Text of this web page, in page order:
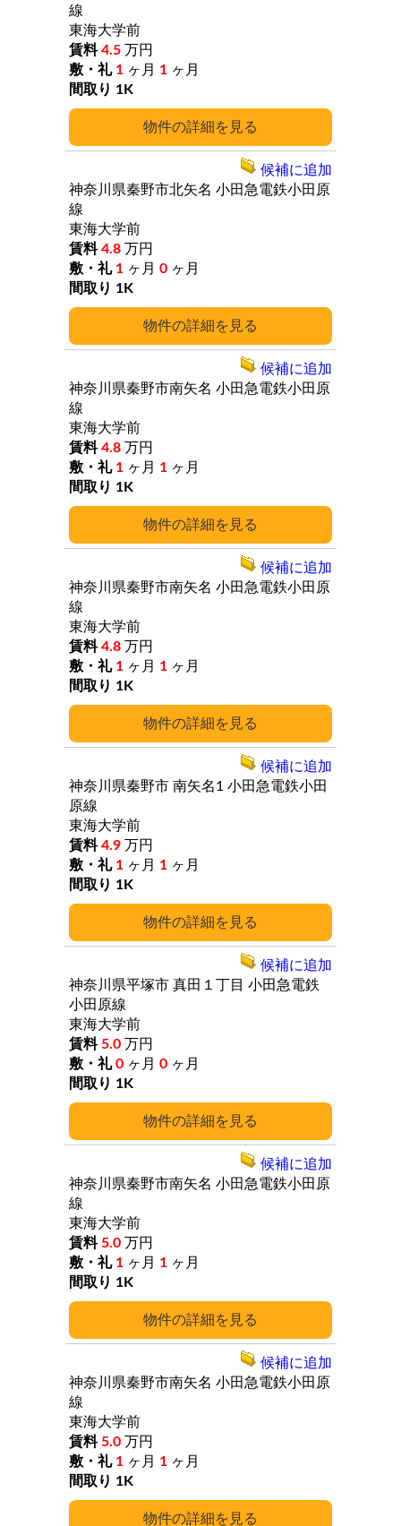
詳細
線
東海大学前
4.5 万円
1 ヶ月 1 ヶ月
1K
詳細
神奈川県秦野市北矢名 小田急電鉄小田原
線
東海大学前
4.8 万円
1 ヶ月 0 ヶ月
1K
候補に追加
詳細
神奈川県秦野市南矢名 小田急電鉄小田原
線
東海大学前
4.8 万円
1 ヶ月 1 ヶ月
1K
候補に追加
詳細
神奈川県秦野市南矢名 小田急電鉄小田原
線
東海大学前
4.8 万円
1 ヶ月 1 ヶ月
1K
候補に追加
詳細
神奈川県秦野市 南矢名1 小田急電鉄小田
原線
東海大学前
4.9 万円
1 ヶ月 1 ヶ月
1K
候補に追加
詳細
神奈川県平塚市 真田１丁目 小田急電鉄
小田原線
東海大学前
5.0 万円
0 ヶ月 0 ヶ月
1K
候補に追加
詳細
神奈川県秦野市南矢名 小田急電鉄小田原
線
東海大学前
5.0 万円
1 ヶ月 1 ヶ月
1K
候補に追加
詳細
神奈川県秦野市南矢名 小田急電鉄小田原
線
東海大学前
5.0 万円
1 ヶ月 1 ヶ月
1K
候補に追加